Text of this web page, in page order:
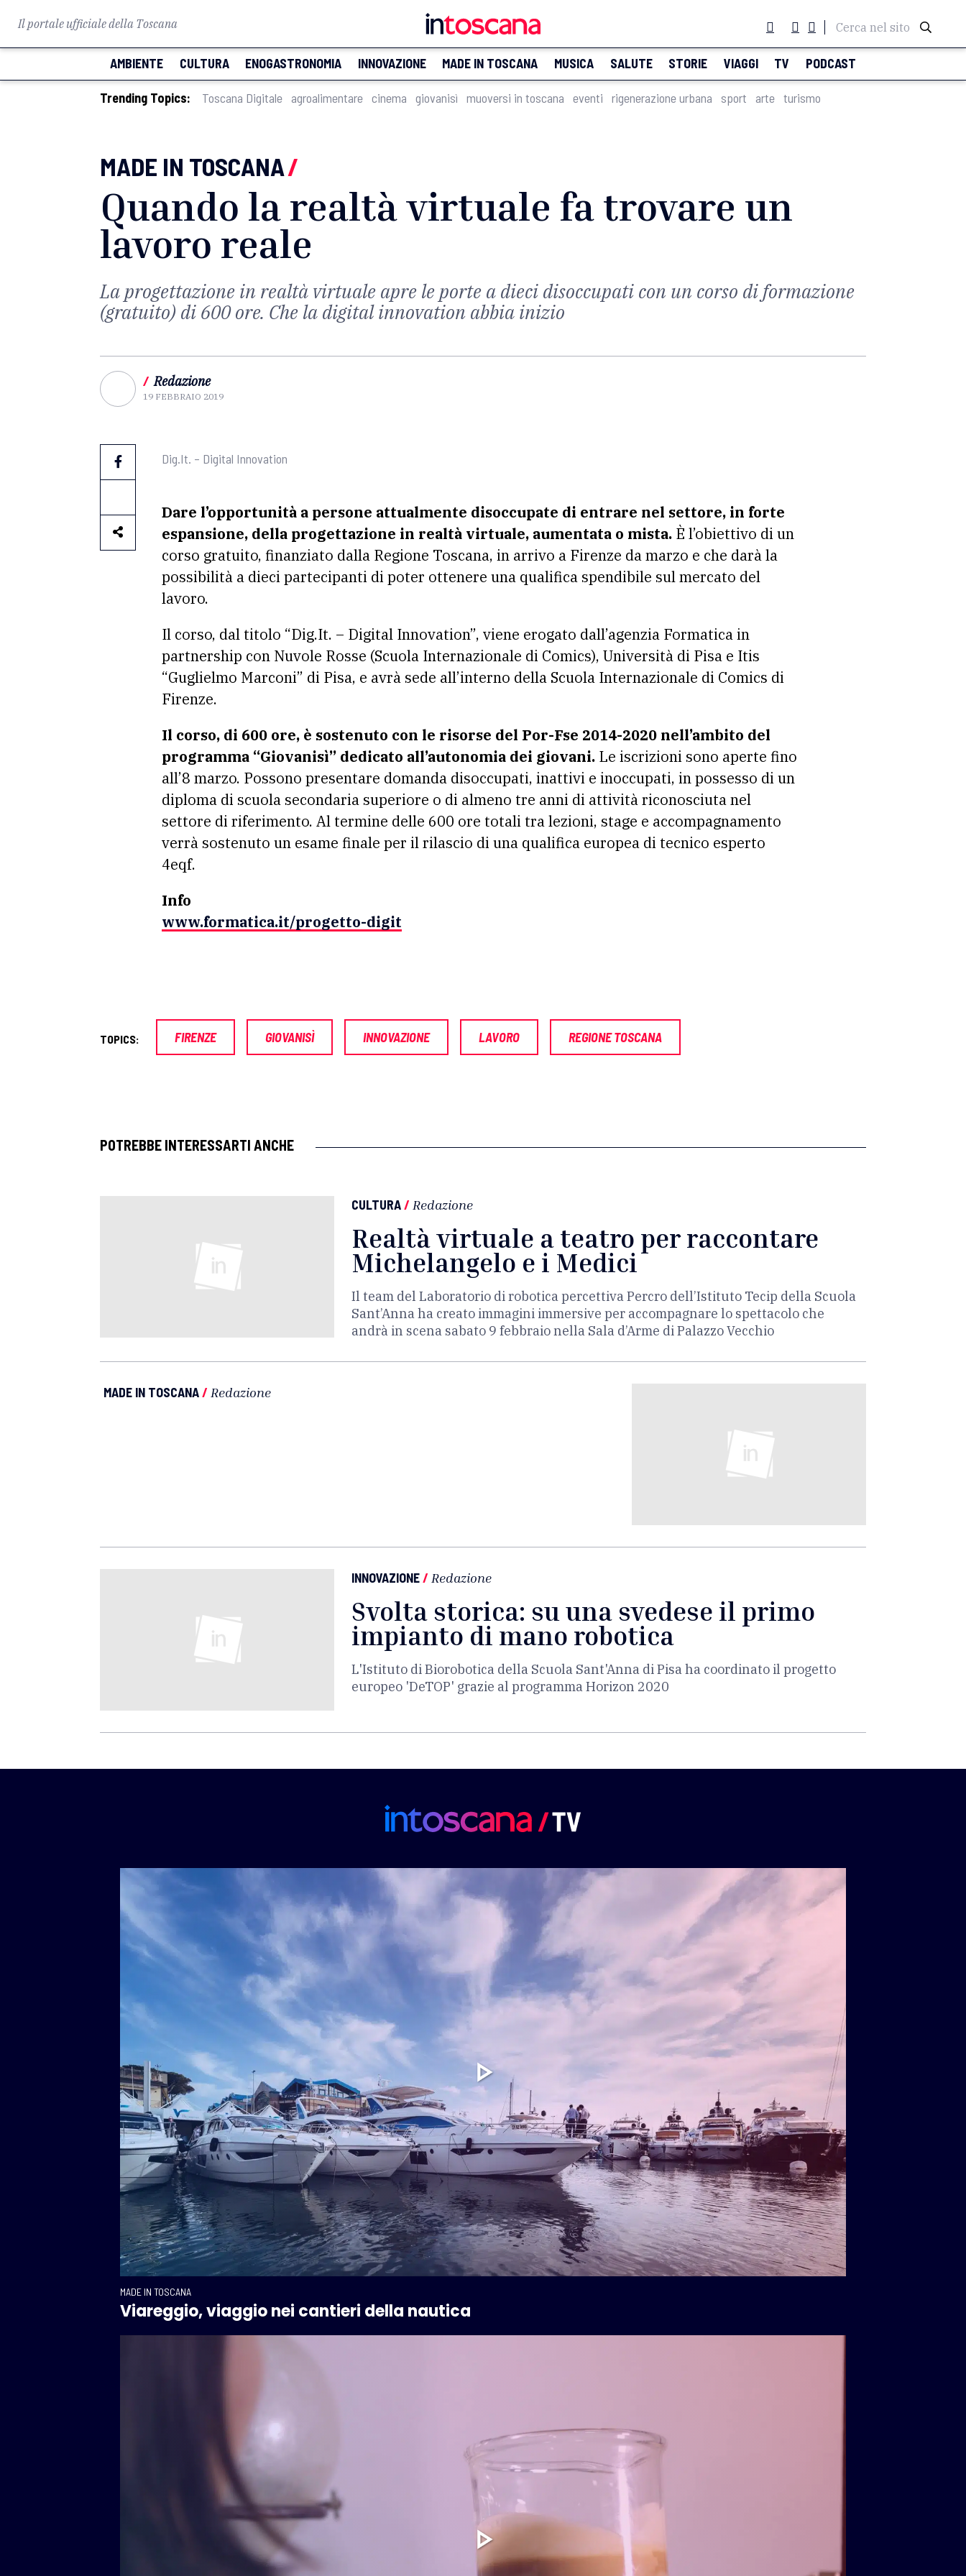
Il portale ufficiale della Toscana Cerca nel sito
AMBIENTE CULTURA ENOGASTRONOMIA INNOVAZIONE MADE IN TOSCANA MUSICA SALUTE STORIE VIAGGI TV PODCAST
Trending Topics: Toscana Digitale agroalimentare cinema giovanisì muoversi in toscana eventi rigenerazione urbana sport arte turismo
MADE IN TOSCANA/
Quando la realtà virtuale fa trovare un
lavoro reale
La progettazione in realtà virtuale apre le porte a dieci disoccupati con un corso di formazione
(gratuito) di 600 ore. Che la digital innovation abbia inizio
/ Redazione
19 FEBBRAIO 2019
Dig.It. – Digital Innovation
Dare l’opportunità a persone attualmente disoccupate di entrare nel settore, in forte
espansione, della progettazione in realtà virtuale, aumentata o mista. È l’obiettivo di un
corso gratuito, finanziato dalla Regione Toscana, in arrivo a Firenze da marzo e che darà la
possibilità a dieci partecipanti di poter ottenere una qualifica spendibile sul mercato del
lavoro.
Il corso, dal titolo “Dig.It. – Digital Innovation”, viene erogato dall’agenzia Formatica in
partnership con Nuvole Rosse (Scuola Internazionale di Comics), Università di Pisa e Itis
“Guglielmo Marconi” di Pisa, e avrà sede all’interno della Scuola Internazionale di Comics di
Firenze.
Il corso, di 600 ore, è sostenuto con le risorse del Por-Fse 2014-2020 nell’ambito del
programma “Giovanisì” dedicato all’autonomia dei giovani. Le iscrizioni sono aperte fino
all’8 marzo. Possono presentare domanda disoccupati, inattivi e inoccupati, in possesso di un
diploma di scuola secondaria superiore o di almeno tre anni di attività riconosciuta nel
settore di riferimento. Al termine delle 600 ore totali tra lezioni, stage e accompagnamento
verrà sostenuto un esame finale per il rilascio di una qualifica europea di tecnico esperto
4eqf.
Info
www.formatica.it/progetto-digit
TOPICS: FIRENZE GIOVANISÌ INNOVAZIONE LAVORO REGIONE TOSCANA
POTREBBE INTERESSARTI ANCHE
CULTURA/ Redazione
Realtà virtuale a teatro per raccontare
Michelangelo e i Medici
Il team del Laboratorio di robotica percettiva Percro dell’Istituto Tecip della Scuola
Sant’Anna ha creato immagini immersive per accompagnare lo spettacolo che
andrà in scena sabato 9 febbraio nella Sala d’Arme di Palazzo Vecchio
MADE IN TOSCANA/ Redazione
INNOVAZIONE/ Redazione
Svolta storica: su una svedese il primo
impianto di mano robotica
L'Istituto di Biorobotica della Scuola Sant'Anna di Pisa ha coordinato il progetto
europeo 'DeTOP' grazie al programma Horizon 2020
MADE IN TOSCANA
Viareggio, viaggio nei cantieri della nautica